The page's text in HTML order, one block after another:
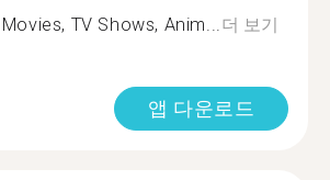
TV Shows, Anim...더 보기
앱 다운로드